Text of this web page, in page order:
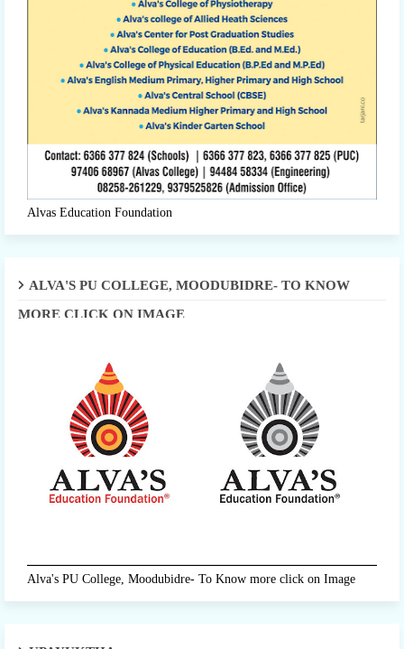
Alvas Education Foundation
ALVA'S PU COLLEGE, MOODUBIDRE- TO KNOW
MORE CLICK ON IMAGE
Alva's PU College, Moodubidre- To Know more click on Image